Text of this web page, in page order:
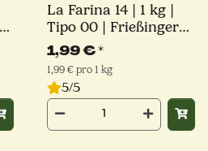
La Farina 14 | 1 kg |
Tipo 00 | Frießinger
Mühle
1,99 €*
1,99 € pro 1 kg
5/5